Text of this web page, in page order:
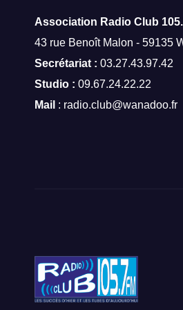
Association Radio Club
43 rue Benoît Malon - 59135
Secrétariat : 03.27.43.97.42
Studio : 09.67.24.22.22
Mail : radio.club@wanadoo.fr